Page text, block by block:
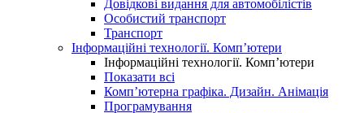
Довідкові видання для автомобілістів
Особистий транспорт
Транспорт
Інформаційні технології. Комп’ютери
Інформаційні технології. Комп’ютери
Показати всі
Комп’ютерна графіка. Дизайн. Анімація
Програмування